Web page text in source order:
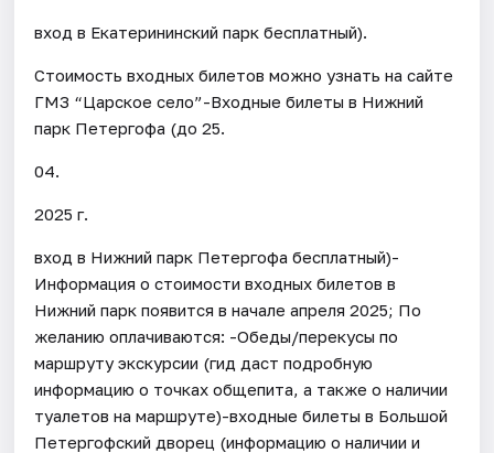
вход в Екатерининский парк бесплатный).
Стоимость входных билетов можно узнать на сайте
ГМЗ “Царское село”-Входные билеты в Нижний
парк Петергофа (до 25.
04.
2025 г.
вход в Нижний парк Петергофа бесплатный)-
Информация о стоимости входных билетов в
Нижний парк появится в начале апреля 2025; По
желанию оплачиваются: -Обеды/перекусы по
маршруту экскурсии (гид даст подробную
информацию о точках общепита, а также о наличии
туалетов на маршруте)-входные билеты в Большой
Петергофский дворец (информацию о наличии и